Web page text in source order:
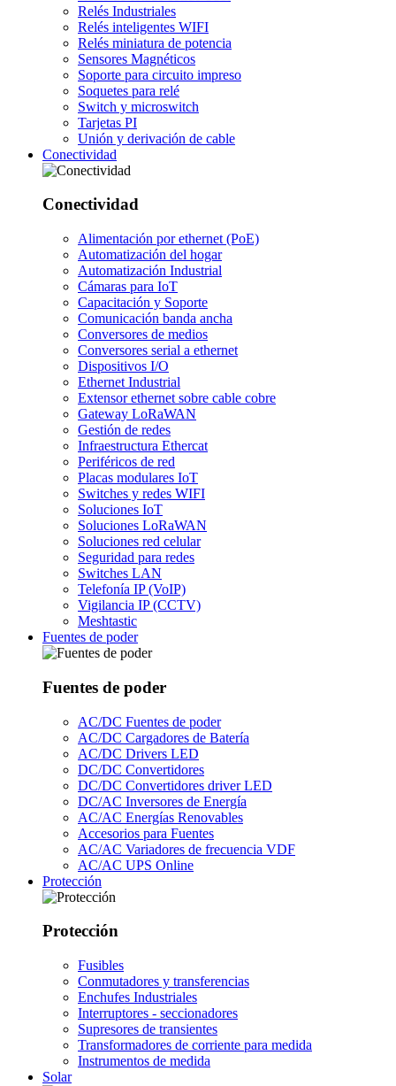
Relés Industriales
Relés inteligentes WIFI
Relés miniatura de potencia
Sensores Magnéticos
Soporte para circuito impreso
Soquetes para relé
Switch y microswitch
Tarjetas PI
Unión y derivación de cable
Conectividad
Conectividad
Alimentación por ethernet (PoE)
Automatización del hogar
Automatización Industrial
Cámaras para IoT
Capacitación y Soporte
Comunicación banda ancha
Conversores de medios
Conversores serial a ethernet
Dispositivos I/O
Ethernet Industrial
Extensor ethernet sobre cable cobre
Gateway LoRaWAN
Gestión de redes
Infraestructura Ethercat
Periféricos de red
Placas modulares IoT
Switches y redes WIFI
Soluciones IoT
Soluciones LoRaWAN
Soluciones red celular
Seguridad para redes
Switches LAN
Telefonía IP (VoIP)
Vigilancia IP (CCTV)
Meshtastic
Fuentes de poder
Fuentes de poder
AC/DC Fuentes de poder
AC/DC Cargadores de Batería
AC/DC Drivers LED
DC/DC Convertidores
DC/DC Convertidores driver LED
DC/AC Inversores de Energía
AC/AC Energías Renovables
Accesorios para Fuentes
AC/AC Variadores de frecuencia VDF
AC/AC UPS Online
Protección
Protección
Fusibles
Conmutadores y transferencias
Enchufes Industriales
Interruptores - seccionadores
Supresores de transientes
Transformadores de corriente para medida
Instrumentos de medida
Solar